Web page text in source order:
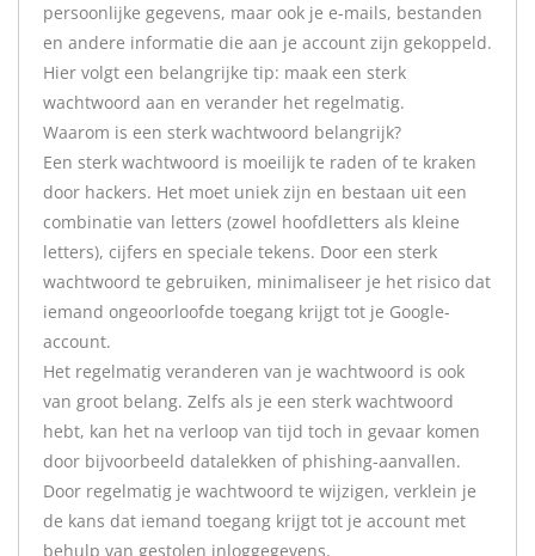
persoonlijke gegevens, maar ook je e-mails, bestanden
en andere informatie die aan je account zijn gekoppeld.
Hier volgt een belangrijke tip: maak een sterk
wachtwoord aan en verander het regelmatig.
Waarom is een sterk wachtwoord belangrijk?
Een sterk wachtwoord is moeilijk te raden of te kraken
door hackers. Het moet uniek zijn en bestaan uit een
combinatie van letters (zowel hoofdletters als kleine
letters), cijfers en speciale tekens. Door een sterk
wachtwoord te gebruiken, minimaliseer je het risico dat
iemand ongeoorloofde toegang krijgt tot je Google-
account.
Het regelmatig veranderen van je wachtwoord is ook
van groot belang. Zelfs als je een sterk wachtwoord
hebt, kan het na verloop van tijd toch in gevaar komen
door bijvoorbeeld datalekken of phishing-aanvallen.
Door regelmatig je wachtwoord te wijzigen, verklein je
de kans dat iemand toegang krijgt tot je account met
behulp van gestolen inloggegevens.